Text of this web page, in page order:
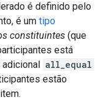
é definido pelo
é um tipo
constituintes (que
está
all_equal
estão